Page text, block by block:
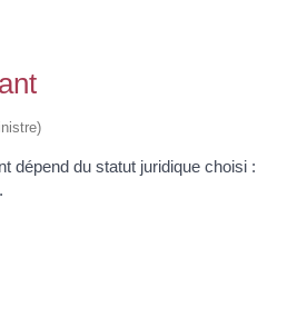
dépend du statut juridique choisi :